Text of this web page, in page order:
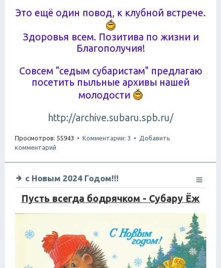
Это ещё один повод, к клубной встрече.
Здоровья всем. Позитива по жизни и
Благополучия!
Совсем "седым субаристам" предлагаю
посетить пыльные архивы нашей
молодости
http://archive.subaru.spb.ru/
Просмотров: 55943 • Комментарии: 3 •
Добавить
комментарий
с Новым 2024 Годом!!!
Пусть всегда бодрячком - Субару Ёж